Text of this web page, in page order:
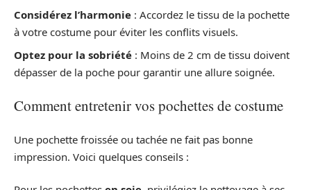
Considérez l’harmonie : Accordez le tissu de la pochette
à votre costume pour éviter les conflits visuels.
Optez pour la sobriété : Moins de 2 cm de tissu doivent
dépasser de la poche pour garantir une allure soignée.
Comment entretenir vos pochettes de costume
Une pochette froissée ou tachée ne fait pas bonne
impression. Voici quelques conseils :